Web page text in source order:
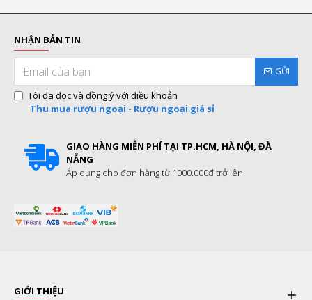
NHẬN BẢN TIN
GỬI
Tôi đã đọc và đồng ý với điều khoản
Thu mua rượu ngoại - Rượu ngoại giá sỉ
GIAO HÀNG MIỄN PHÍ TẠI TP.HCM, HÀ NỘI, ĐÀ
NẴNG
Áp dụng cho đơn hàng từ 1000.000đ trở lên
GIỚI THIỆU